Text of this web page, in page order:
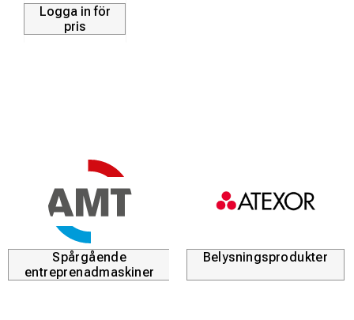
Logga in för
pris
Spårgående
entreprenadmaskiner
Belysningsprodukter